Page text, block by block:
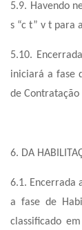
5.9. Havendo
s “c t” v t para
5.10.
iniciará a fase
de Contratação
6. DA
6.1. Encerrada
a fase de
classificado